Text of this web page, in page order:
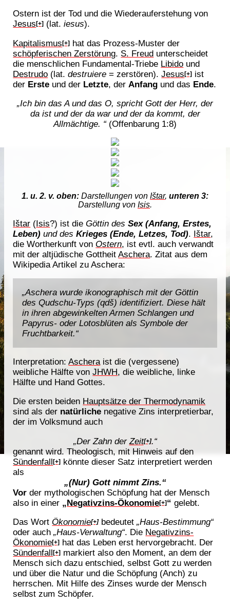
Ostern ist der Tod und die Wiederauferstehung von
Jesus[+] (lat.iesus).
Kapitalismus[+] hat das Prozess-Muster der
schöpferischen Zerstörung. S. Freud unterscheidet
die menschlichen Fundamental-Triebe Libido und
Destrudo (lat.destruiere = zerstören).Jesus[+] ist
der Erste und der Letzte, der Anfang und das Ende.
„Ich bin das A und das O, spricht Gott der Herr, der
da ist und der da war und der da kommt, der
Allmächtige. “(Offenbarung 1:8)
1. u. 2. v. oben: Darstellungen von Ištar, unteren 3:
Darstellung von Isis.
Ištar (Isis?) ist dieGöttin desSex (Anfang, Erstes,
Leben) und desKrieges (Ende, Letzes, Tod). Ištar,
die Wortherkunft von Ostern, ist evtl. auch verwandt
mit der altjüdische GottheitAschera. Zitat aus dem
Wikipedia Artikel zu Aschera:
„Aschera wurde ikonographisch mit der Göttin
des Qudschu-Typs (qdš) identifiziert. Diese hält
in ihren abgewinkelten Armen Schlangen und
Papyrus- oder Lotosblüten als Symbole der
Fruchtbarkeit.“
Interpretation:Aschera ist die (vergessene)
weibliche Hälfte vonJHWH, die weibliche, linke
Hälfte und Hand Gottes.
Die ersten beiden Hauptsätze der Thermodynamik
sind als der natürliche negative Zins interpretierbar,
der im Volksmund auch
„Der Zahn der Zeit[+].“
genannt wird. Theologisch, mit Hinweis auf den
Sündenfall[+] könnte dieser Satz interpretiert werden
als
„(Nur) Gott nimmt Zins.“
Vor der mythologischen Schöpfung hat der Mensch
also in einer „Negativzins-Ökonomie[+]“ gelebt.
Das Wort Ökonomie[+]bedeutet„Haus-Bestimmung“
oder auch„Haus-Verwaltung“. Die Negativzins-
Ökonomie[+] hat das Leben erst hervorgebracht. Der
Sündenfall[+] markiert also den Moment, an dem der
Mensch sich dazu entschied, selbst Gott zu werden
und über die Natur und die Schöpfung (Anch) zu
herrschen. Mit Hilfe des Zinses wurde der Mensch
selbst zum Schöpfer.